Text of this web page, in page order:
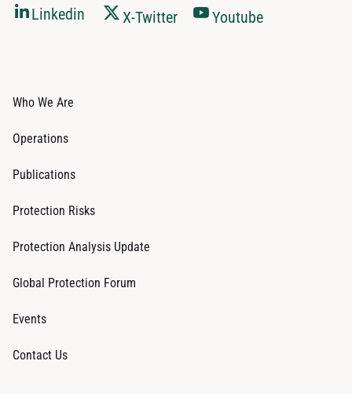
Linkedin X-Twitter Youtube
Who We Are
Operations
Publications
Protection Risks
Protection Analysis Update
Global Protection Forum
Events
Contact Us